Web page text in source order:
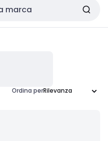
Ordina per